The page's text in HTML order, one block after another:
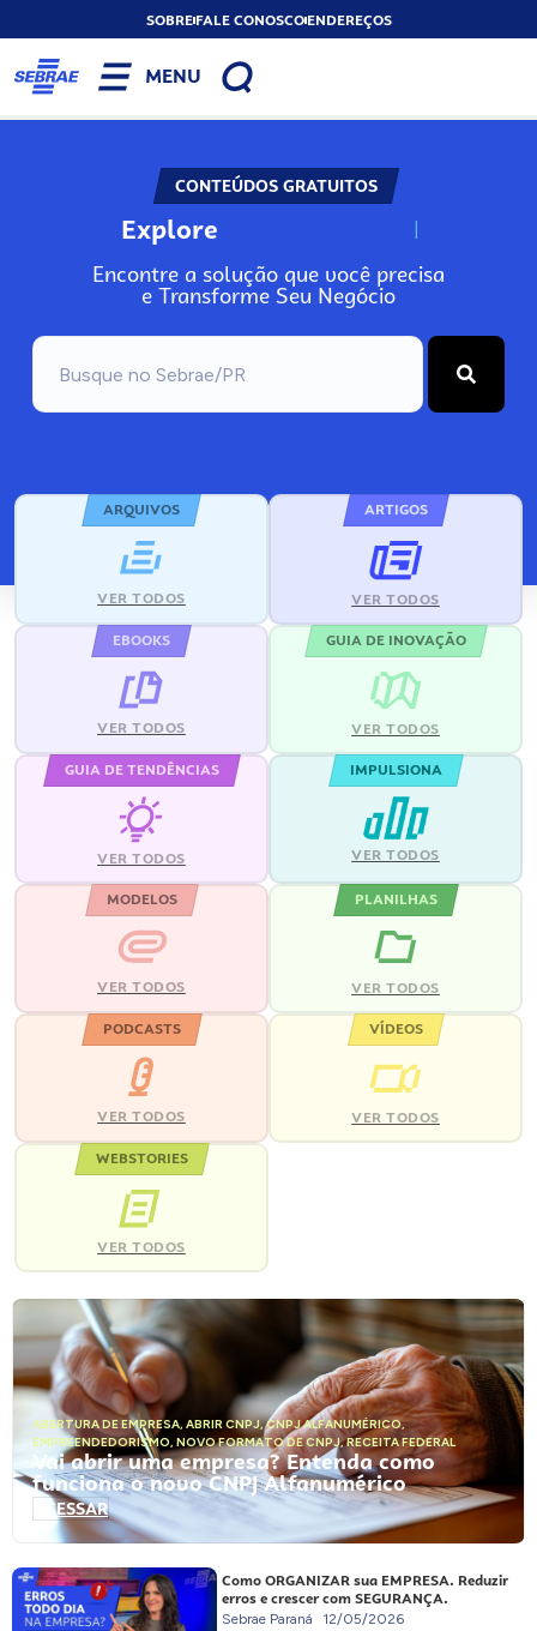
SOBREFALE CONOSCOENDEREÇOS
MENU
CONTEÚDOS GRATUITOS
Explore N
Encontre a solução que você precisa
e Transforme Seu Negócio
ARQUIVOS
VER TODOS
ARTIGOS
VER TODOS
EBOOKS
VER TODOS
GUIA DE INOVAÇÃO
VER TODOS
GUIA DE TENDÊNCIAS
VER TODOS
IMPULSIONA
VER TODOS
MODELOS
VER TODOS
PLANILHAS
VER TODOS
PODCASTS
VER TODOS
VÍDEOS
VER TODOS
WEBSTORIES
VER TODOS
ABERTURA DE EMPRESA, ABRIR CNPJ,CNPJ ALFANUMÉRICO,
EMPREENDEDORISMO, NOVO FORMATO DE CNPJ,RECEITA FEDERAL
Vai abrir uma empresa? Entenda como
funciona o novo CNPJ Alfanumérico
ACESSAR
Como ORGANIZAR sua EMPRESA. Reduzir
erros e crescer com SEGURANÇA.
Sebrae Paraná 12/05/2026